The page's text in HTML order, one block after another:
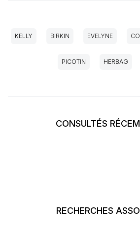
KELLY BIRKIN EVELYNE
PICOTIN HERBAG
CONSULTÉS
RECHERCHES